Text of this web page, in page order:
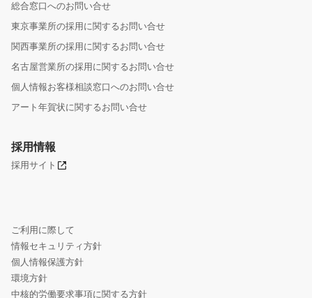
総合窓口へのお問い合せ
東京事業所の採用に関するお問い合せ
関西事業所の採用に関するお問い合せ
名古屋営業所の採用に関するお問い合せ
個人情報お客様相談窓口へのお問い合せ
アート年賀状に関するお問い合せ
採用情報
採用サイト
ご利用に際して
情報セキュリティ方針
個人情報保護方針
環境方針
中核的労働要求事項に関する方針